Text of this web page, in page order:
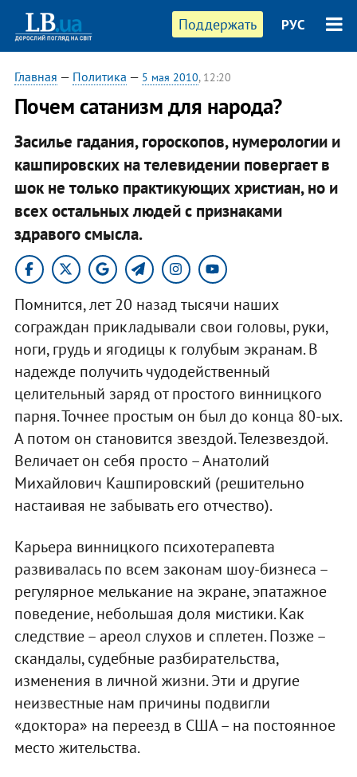
Поддержать РУС
Главная — Политика — 5 мая 2010, 12:20
Почем сатанизм для народа?
Засилье гадания, гороскопов, нумерологии и
кашпировских на телевидении повергает в
шок не только практикующих христиан, но и
всех остальных людей с признаками
здравого смысла.
Помнится, лет 20 назад тысячи наших
сограждан прикладывали свои головы, руки,
ноги, грудь и ягодицы к голубым экранам. В
надежде получить чудодейственный
целительный заряд от простого винницкого
парня. Точнее простым он был до конца 80-ых.
А потом он становится звездой. Телезвездой.
Величает он себя просто – Анатолий
Михайлович Кашпировский (решительно
настаивая не забывать его отчество).
Карьера винницкого психотерапевта
развивалась по всем законам шоу-бизнеса –
регулярное мелькание на экране, эпатажное
поведение, небольшая доля мистики. Как
следствие – ареол слухов и сплетен. Позже –
скандалы, судебные разбирательства,
изменения в личной жизни. Эти и другие
неизвестные нам причины подвигли
«доктора» на переезд в США – на постоянное
место жительства.